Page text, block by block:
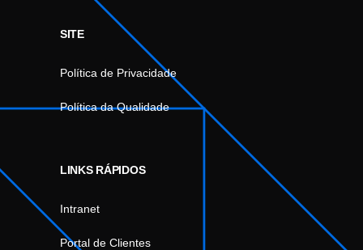
SITE
Política de Privacidade
Política da Qualidade
LINKS RÁPIDOS
Intranet
Portal de Clientes